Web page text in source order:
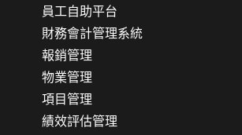
員工自助平台
財務會計管理系統
報銷管理
物業管理
項目管理
績效評估管理